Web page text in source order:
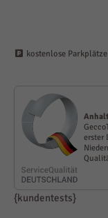
kostenlose
erster
{kundentests}